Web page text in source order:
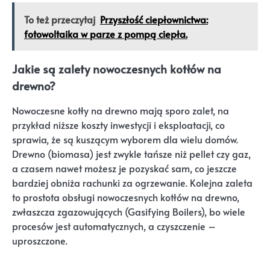
To też przeczytaj Przyszłość ciepłownictwa:
fotowoltaika w parze z pompą ciepła.
Jakie są zalety nowoczesnych kotłów na
drewno?
Nowoczesne kotły na drewno mają sporo zalet, na
przykład niższe koszty inwestycji i eksploatacji, co
sprawia, że są kuszącym wyborem dla wielu domów.
Drewno (biomasa) jest zwykle tańsze niż pellet czy gaz,
a czasem nawet możesz je pozyskać sam, co jeszcze
bardziej obniża rachunki za ogrzewanie. Kolejna zaleta
to prostota obsługi nowoczesnych kotłów na drewno,
zwłaszcza zgazowujących (Gasifying Boilers), bo wiele
procesów jest automatycznych, a czyszczenie –
uproszczone.